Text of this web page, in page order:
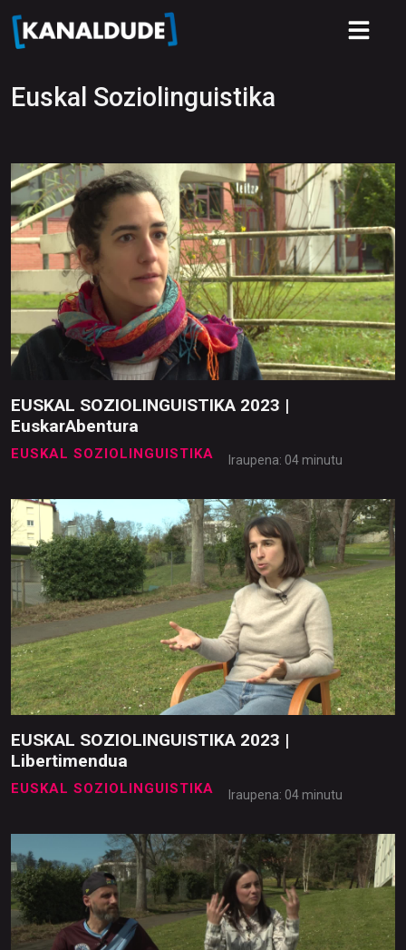
Euskal Soziolinguistika
EUSKAL SOZIOLINGUISTIKA 2023 |
EuskarAbentura
EUSKAL SOZIOLINGUISTIKA Iraupena: 04 minutu
EUSKAL SOZIOLINGUISTIKA 2023 |
Libertimendua
EUSKAL SOZIOLINGUISTIKA Iraupena: 04 minutu